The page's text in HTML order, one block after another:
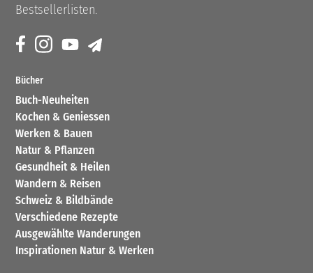
Bestsellerlisten.
Bücher
Buch-Neuheiten
Kochen & Geniessen
Werken & Bauen
Natur & Pflanzen
Gesundheit & Heilen
Wandern & Reisen
Schweiz & Bildbände
Verschiedene Rezepte
Ausgewählte Wanderungen
Inspirationen Natur & Werken